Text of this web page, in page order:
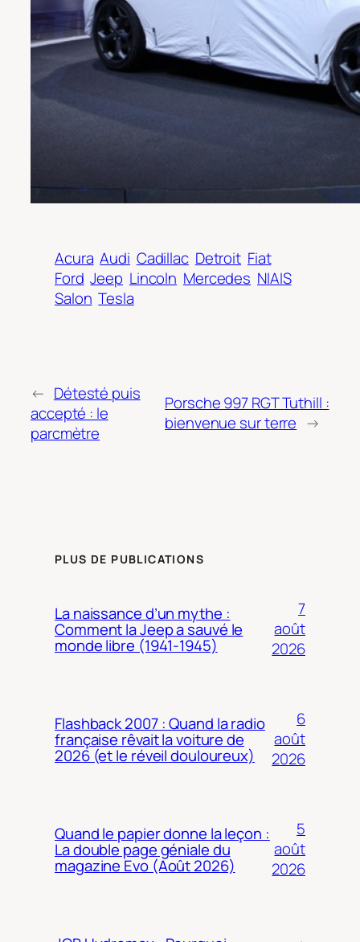
Acura Audi Cadillac Detroit Fiat
Ford Jeep Lincoln Mercedes NIAIS
Salon Tesla
← Détesté puis
accepté : le
parcmètre
Porsche 997 RGT Tuthill :
bienvenue sur terre →
PLUS DE PUBLICATIONS
La naissance d’un mythe :
Comment la Jeep a sauvé le
monde libre (1941-1945)
7
août
2026
Flashback 2007 : Quand la radio
française rêvait la voiture de
2026 (et le réveil douloureux)
6
août
2026
Quand le papier donne la leçon :
La double page géniale du
magazine Evo (Août 2026)
5
août
2026